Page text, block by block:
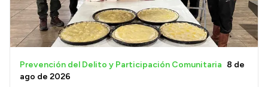
Prevención del Delito y Participación Comunitaria 8 de
ago de 2026